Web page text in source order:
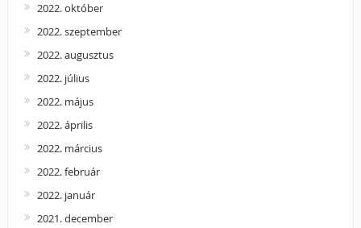
2022. október
2022. szeptember
2022. augusztus
2022. július
2022. május
2022. április
2022. március
2022. február
2022. január
2021. december